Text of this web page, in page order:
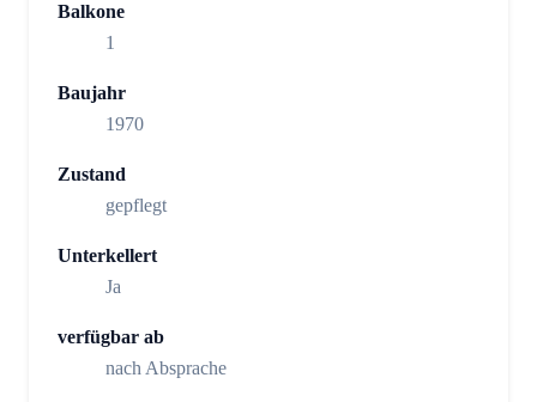
Balkone
1
Baujahr
1970
Zustand
gepflegt
Unterkellert
Ja
verfügbar ab
nach Absprache